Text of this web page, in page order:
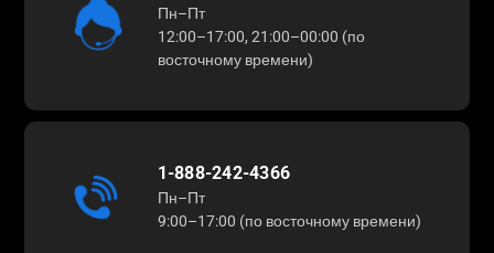
Пн–Пт
12:00–17:00, 21:00–00:00 (по
восточному времени)
1-888-242-4366
Пн–Пт
9:00–17:00 (по восточному времени)